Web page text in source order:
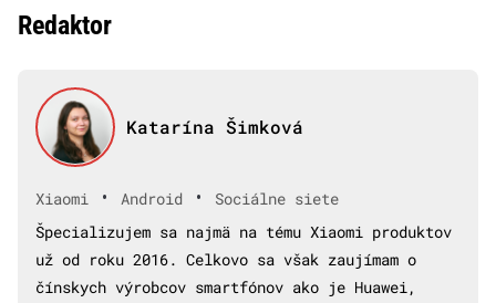
Redaktor
Katarína Šimková
Xiaomi • Android •
Sociálne siete
Špecializujem sa najmä na tému Xiaomi produktov
už od roku 2016. Celkovo sa však zaujímam o
čínskych výrobcov smartfónov ako je Huawei,